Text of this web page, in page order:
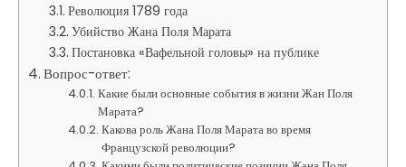
Революция 1789 года
Убийство Жана Поля Марата
Постановка «Вафельной головы» на публике
Вопрос-ответ:
Какие были основные события в жизни Жан Поля
Марата?
Какова роль Жана Поля Марата во время
Французской революции?